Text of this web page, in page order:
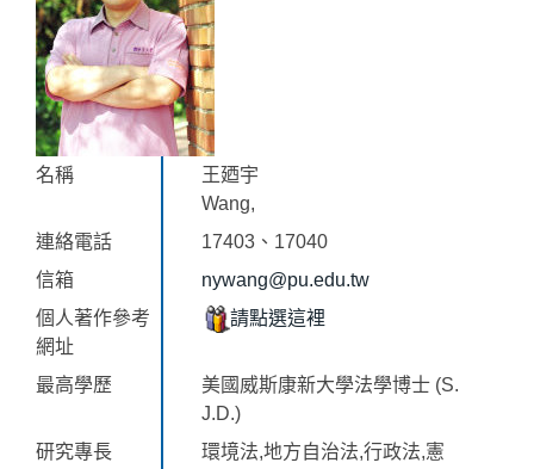
名稱
王廼宇
Wang,
連絡電話
17403、17040
信箱
nywang@pu.edu.tw
個人著作參考
網址
請點選這裡
最高學歷
美國威斯康新大學法學博士 (S.
J.D.)
研究專長
環境法,地方自治法,行政法,憲